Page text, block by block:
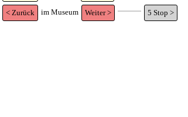
< Zurück im Museum Weiter > 5 Stop >